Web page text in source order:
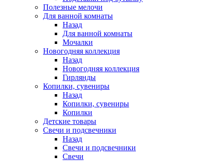
Полезные мелочи
Для ванной комнаты
Назад
Для ванной комнаты
Мочалки
Новогодняя коллекция
Назад
Новогодняя коллекция
Гирлянды
Копилки, сувениры
Назад
Копилки, сувениры
Копилки
Детские товары
Свечи и подсвечники
Назад
Свечи и подсвечники
Свечи